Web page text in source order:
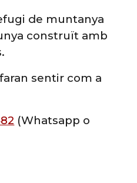
de muntanya
construït amb
sentir com a
(Whatsapp o